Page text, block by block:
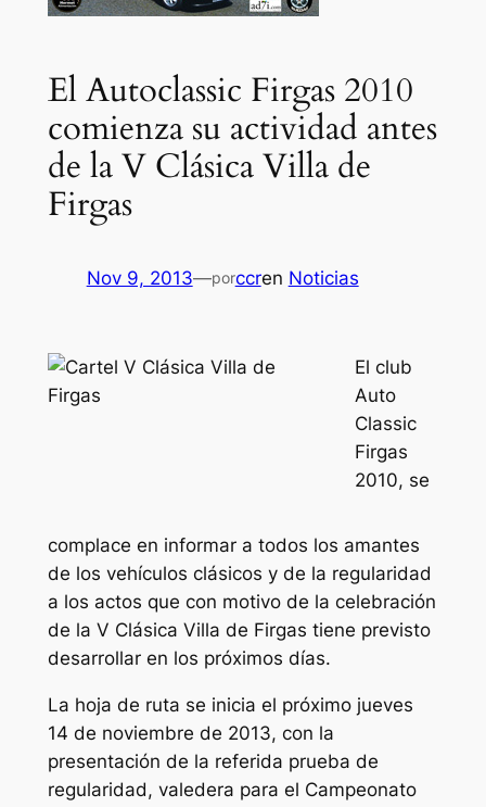
El Autoclassic Firgas 2010
comienza su actividad antes
de la V Clásica Villa de
Firgas
Nov 9, 2013—porccren Noticias
El club
Auto
Classic
Firgas
2010, se
complace en informar a todos los amantes
de los vehículos clásicos y de la regularidad
a los actos que con motivo de la celebración
de la V Clásica Villa de Firgas tiene previsto
desarrollar en los próximos días.
La hoja de ruta se inicia el próximo jueves
14 de noviembre de 2013, con la
presentación de la referida prueba de
regularidad, valedera para el Campeonato